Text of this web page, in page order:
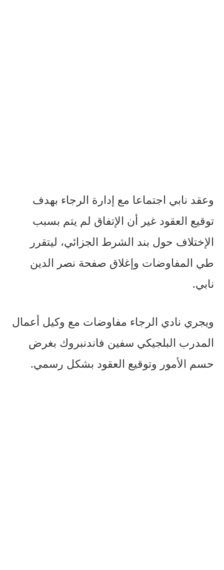
وعقد نابي اجتماعا مع إدارة الرجاء بهدف
توقيع العقود غير أن الإتفاق لم يتم بسبب
الإختلاف حول بند الشرط الجزائي، ليتقرر
طي المفاوضات وإغلاق صفحة نصر الدين
نابي.
ويجري نادي الرجاء مفاوضات مع وكيل أعمال
المدرب البلجيكي سفين فاندنبروك بغرض
حسم الأمور وتوقيع العقود بشكل رسمي.